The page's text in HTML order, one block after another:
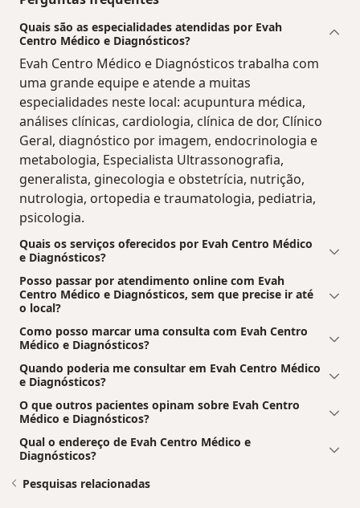
Quais são as especialidades atendidas por Evah
Centro Médico e Diagnósticos?
Evah Centro Médico e Diagnósticos trabalha com
uma grande equipe e atende a muitas
especialidades neste local: acupuntura médica,
análises clínicas, cardiologia, clínica de dor, Clínico
Geral, diagnóstico por imagem, endocrinologia e
metabologia, Especialista Ultrassonografia,
generalista, ginecologia e obstetrícia, nutrição,
nutrologia, ortopedia e traumatologia, pediatria,
psicologia.
Quais os serviços oferecidos por Evah Centro Médico
e Diagnósticos?
Posso passar por atendimento online com Evah
Centro Médico e Diagnósticos, sem que precise ir até
o local?
Como posso marcar uma consulta com Evah Centro
Médico e Diagnósticos?
Quando poderia me consultar em Evah Centro Médico
e Diagnósticos?
O que outros pacientes opinam sobre Evah Centro
Médico e Diagnósticos?
Qual o endereço de Evah Centro Médico e
Diagnósticos?
Pesquisas relacionadas